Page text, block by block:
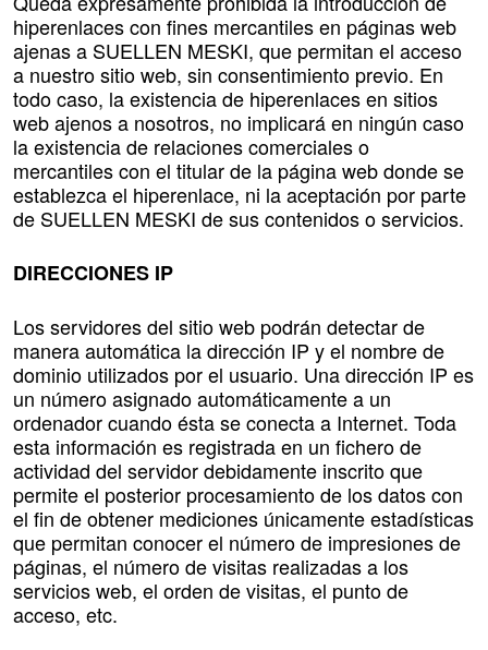
hiperenlaces con fines mercantiles en páginas web
ajenas a SUELLEN MESKI, que permitan el acceso
a nuestro sitio web, sin consentimiento previo. En
todo caso, la existencia de hiperenlaces en sitios
web ajenos a nosotros, no implicará en ningún caso
la existencia de relaciones comerciales o
mercantiles con el titular de la página web donde se
establezca el hiperenlace, ni la aceptación por parte
de SUELLEN MESKI de sus contenidos o servicios.
DIRECCIONES IP
Los servidores del sitio web podrán detectar de
manera automática la dirección IP y el nombre de
dominio utilizados por el usuario. Una dirección IP es
un número asignado automáticamente a un
ordenador cuando ésta se conecta a Internet. Toda
esta información es registrada en un fichero de
actividad del servidor debidamente inscrito que
permite el posterior procesamiento de los datos con
el fin de obtener mediciones únicamente estadísticas
que permitan conocer el número de impresiones de
páginas, el número de visitas realizadas a los
servicios web, el orden de visitas, el punto de
acceso, etc.